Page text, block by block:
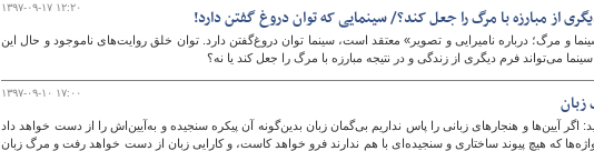
۱۳۹۷-۰۹-۱۷ ۱۲:۲۰ از مبارزه با مرگ را جعل کند؟/ سینمایی که توان دروغ گفتن دارد!
و مرگ؛ درباره نامیرایی و تصویر» معتقد است، سینما توان دروغ‌گفتن دارد. توان خلق روایت‌های ناموجود و حال این
می‌تواند فرم دیگری از زندگی و در نتیجه مبارزه با مرگ را جعل کند یا نه؟
۱۳۹۷-۰۹-۱۰ ۱۷:۰۰ زبان
اگر آیین‌ها و هنجارهای زبانی را پاس نداریم بی‌گمان زبان بدین‌گونه آن پیکره سنجیده و به‌آیین‌اش را از دست خواهد داد
که هیچ پیوند ساختاری و سنجیده‌ای با هم ندارند فرو خواهد کاست، و کارایی زبان از دست خواهد رفت و مرگ زبان